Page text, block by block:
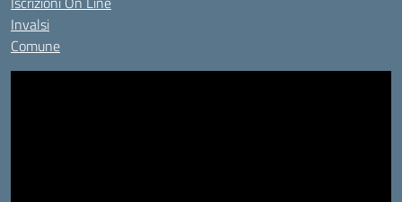
Invalsi
Comune